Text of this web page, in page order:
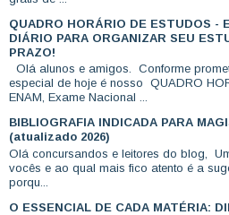
QUADRO HORÁRIO DE ESTUDOS -
DIÁRIO PARA ORGANIZAR SEU
PRAZO!
Olá alunos e amigos. Conforme
especial de hoje é nosso QUADRO
ENAM, Exame Nacional ...
BIBLIOGRAFIA INDICADA PARA
(atualizado 2026)
Olá concursandos e leitores do blog,
vocês e ao qual mais fico atento é a
porqu...
O ESSENCIAL DE CADA MATÉRIA: